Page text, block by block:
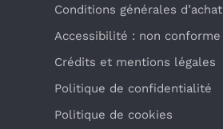
Conditions générales d’achat
Accessibilité : non conforme
Crédits et mentions légales
Politique de confidentialité
Politique de cookies